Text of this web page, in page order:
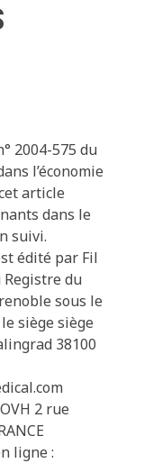
2004-575 du
l’économie
article
dans le
suivi.
édité par Fil
Registre du
sous le
siège siège
38100
2 rue
ligne :